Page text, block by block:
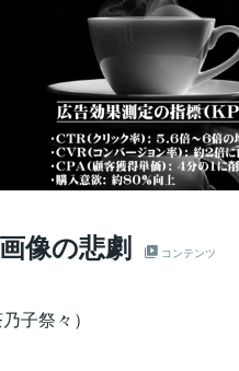
像の悲劇 コンテンツ
子祭々）